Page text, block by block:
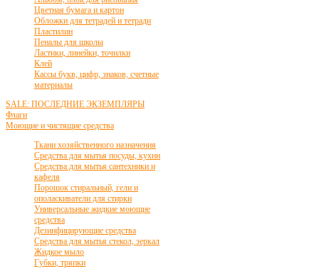
Цветная бумага и картон
Обложки для тетрадей и тетради
Пластилин
Пеналы для школы
Ластики, линейки, точилки
Клей
Кассы букв, цифр, знаков, счетные
материалы
SALE: ПОСЛЕДНИЕ ЭКЗЕМПЛЯРЫ
Флаги
Моющие и чистящие средства
Ткани хозяйственного назначения
Средства для мытья посуды, кухни
Средства для мытья сантехники и
кафеля
Порошок стиральный, гели и
ополаскиватели для стирки
Универсальные жидкие моющие
средства
Дезинфицирующие средства
Средства для мытья стекол, зеркал
Жидкое мыло
Губки, тряпки